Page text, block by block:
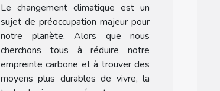
changement
climatique
Le changement climatique est un
sujet de préoccupation majeur pour
notre planète. Alors que nous
cherchons tous à réduire notre
empreinte carbone et à trouver des
moyens plus durables de vivre, la